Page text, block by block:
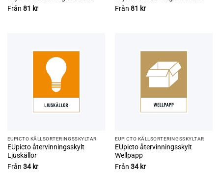
Från 81 kr
Från 81 kr
EUPICTO KÄLLSORTERINGSSKYLTAR
EUpicto återvinningsskylt
Ljuskällor
Från 34 kr
EUPICTO KÄLLSORTERINGSSKYLTAR
EUpicto återvinningsskylt
Wellpapp
Från 34 kr